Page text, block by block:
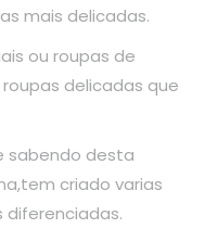
mais delicadas.
ou roupas de
delicadas que
sabendo desta
criado varias
diferenciadas.